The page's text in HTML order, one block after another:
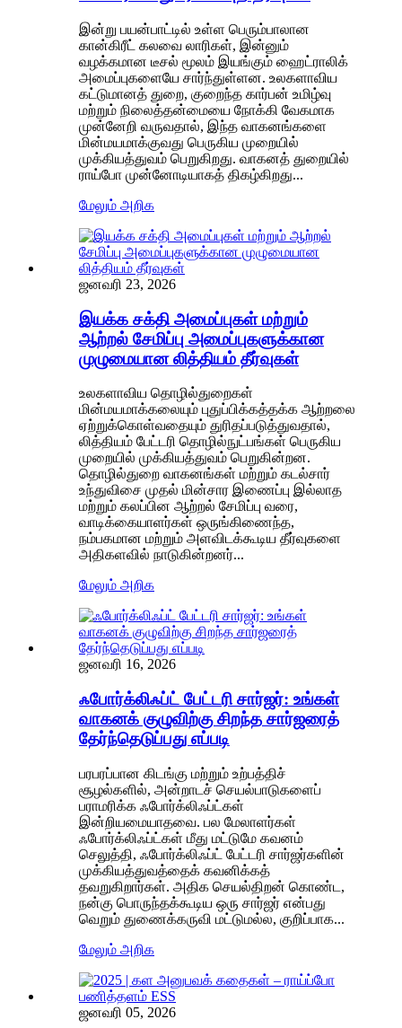
இன்று பயன்பாட்டில் உள்ள பெரும்பாலான
கான்கிரீட் கலவை லாரிகள், இன்னும்
வழக்கமான டீசல் மூலம் இயங்கும் ஹைட்ராலிக்
அமைப்புகளையே சார்ந்துள்ளன. உலகளாவிய
கட்டுமானத் துறை, குறைந்த கார்பன் உமிழ்வு
மற்றும் நிலைத்தன்மையை நோக்கி வேகமாக
முன்னேறி வருவதால், இந்த வாகனங்களை
மின்மயமாக்குவது பெருகிய முறையில்
முக்கியத்துவம் பெறுகிறது. வாகனத் துறையில்
ராய்போ முன்னோடியாகத் திகழ்கிறது...
மேலும் அறிக
ஜனவரி 23, 2026
இயக்க சக்தி அமைப்புகள் மற்றும்
ஆற்றல் சேமிப்பு அமைப்புகளுக்கான
முழுமையான லித்தியம் தீர்வுகள்
உலகளாவிய தொழில்துறைகள்
மின்மயமாக்கலையும் புதுப்பிக்கத்தக்க ஆற்றலை
ஏற்றுக்கொள்வதையும் துரிதப்படுத்துவதால்,
லித்தியம் பேட்டரி தொழில்நுட்பங்கள் பெருகிய
முறையில் முக்கியத்துவம் பெறுகின்றன.
தொழில்துறை வாகனங்கள் மற்றும் கடல்சார்
உந்துவிசை முதல் மின்சார இணைப்பு இல்லாத
மற்றும் கலப்பின ஆற்றல் சேமிப்பு வரை,
வாடிக்கையாளர்கள் ஒருங்கிணைந்த,
நம்பகமான மற்றும் அளவிடக்கூடிய தீர்வுகளை
அதிகளவில் நாடுகின்றனர்...
மேலும் அறிக
ஜனவரி 16, 2026
ஃபோர்க்லிஃப்ட் பேட்டரி சார்ஜர்: உங்கள்
வாகனக் குழுவிற்கு சிறந்த சார்ஜரைத்
தேர்ந்தெடுப்பது எப்படி
பரபரப்பான கிடங்கு மற்றும் உற்பத்திச்
சூழல்களில், அன்றாடச் செயல்பாடுகளைப்
பராமரிக்க ஃபோர்க்லிஃப்ட்கள்
இன்றியமையாதவை. பல மேலாளர்கள்
ஃபோர்க்லிஃப்ட்கள் மீது மட்டுமே கவனம்
செலுத்தி, ஃபோர்க்லிஃப்ட் பேட்டரி சார்ஜர்களின்
முக்கியத்துவத்தைக் கவனிக்கத்
தவறுகிறார்கள். அதிக செயல்திறன் கொண்ட,
நன்கு பொருந்தக்கூடிய ஒரு சார்ஜர் என்பது
வெறும் துணைக்கருவி மட்டுமல்ல, குறிப்பாக...
மேலும் அறிக
ஜனவரி 05, 2026